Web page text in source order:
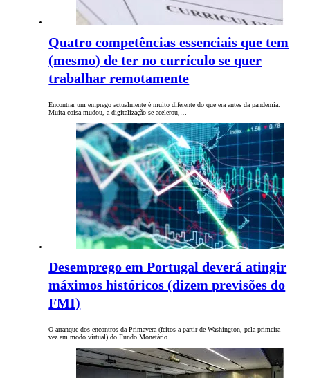
Quatro competências essenciais que tem
(mesmo) de ter no currículo se quer
trabalhar remotamente
Encontrar um emprego actualmente é muito diferente do que era antes da pandemia.
Muita coisa mudou, a digitalização se acelerou,…
Desemprego em Portugal deverá atingir
máximos históricos (dizem previsões do
FMI)
O arranque dos encontros da Primavera (feitos a partir de Washington, pela primeira
vez em modo virtual) do Fundo Monetário…